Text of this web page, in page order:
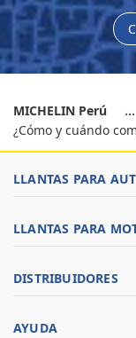
MICHELIN Perú
¿Cómo y cuándo
LLANTAS PARA
LLANTAS PARA
DISTRIBUIDORES
AYUDA